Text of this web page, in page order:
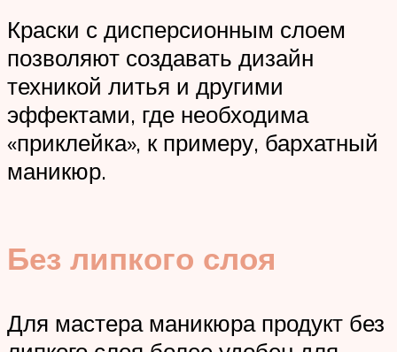
Краски с дисперсионным слоем
позволяют создавать дизайн
техникой литья и другими
эффектами, где необходима
«приклейка», к примеру, бархатный
маникюр.
Без липкого слоя
Для мастера маникюра продукт без